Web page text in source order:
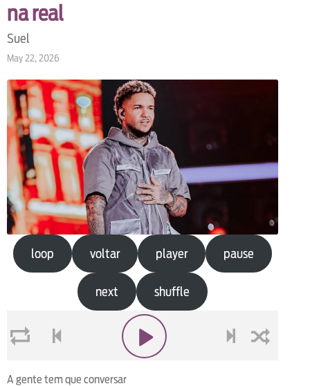
na real
Suel
May 22, 2026
loop voltar player pause
next shuffle
A gente tem que conversar